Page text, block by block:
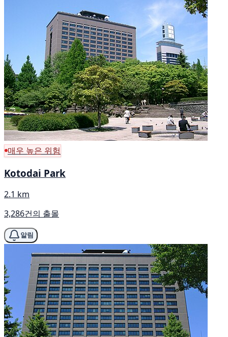
매우 높은 위험
Kotodai Park
2.1 km
3,286건의 출몰
알림